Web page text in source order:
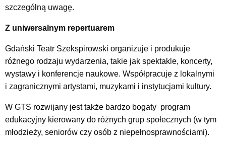
szczególną uwagę.
Z uniwersalnym repertuarem
Gdański Teatr Szekspirowski organizuje i produkuje
różnego rodzaju wydarzenia, takie jak spektakle, koncerty,
wystawy i konferencje naukowe. Współpracuje z lokalnymi
i zagranicznymi artystami, muzykami i instytucjami kultury.
W GTS rozwijany jest także bardzo bogaty program
edukacyjny kierowany do różnych grup społecznych (w tym
młodzieży, seniorów czy osób z niepełnosprawnościami).